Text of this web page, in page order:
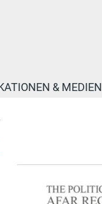
& MEDIEN